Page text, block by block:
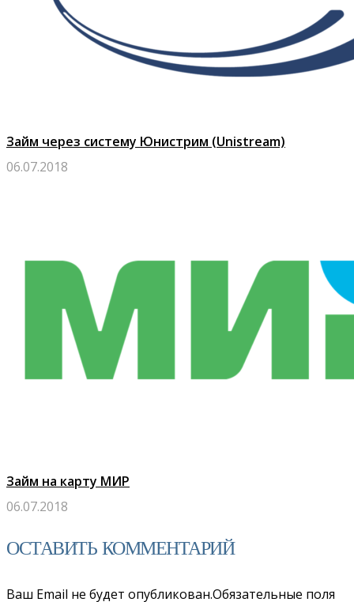
Займ через систему Юнистрим (Unistream)
06.07.2018
Займ на карту МИР
06.07.2018
ОСТАВИТЬ КОММЕНТАРИЙ
Ваш Email не будет опубликован.Обязательные поля